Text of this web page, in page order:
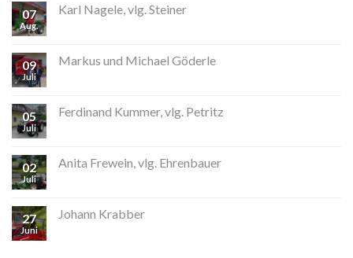
07
Aug.
Karl Nagele, vlg. Steiner
09
Juli
Markus und Michael Göderle
05
Juli
Ferdinand Kummer, vlg. Petritz
02
Juli
Anita Frewein, vlg. Ehrenbauer
27
Juni
Johann Krabber